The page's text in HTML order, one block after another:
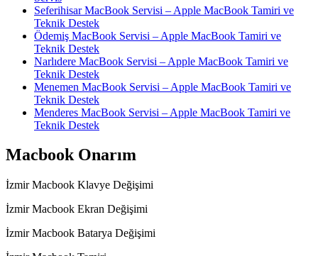
Seferihisar MacBook Servisi – Apple MacBook Tamiri ve
Teknik Destek
Ödemiş MacBook Servisi – Apple MacBook Tamiri ve
Teknik Destek
Narlıdere MacBook Servisi – Apple MacBook Tamiri ve
Teknik Destek
Menemen MacBook Servisi – Apple MacBook Tamiri ve
Teknik Destek
Menderes MacBook Servisi – Apple MacBook Tamiri ve
Teknik Destek
Macbook Onarım
İzmir Macbook Klavye Değişimi
İzmir Macbook Ekran Değişimi
İzmir Macbook Batarya Değişimi